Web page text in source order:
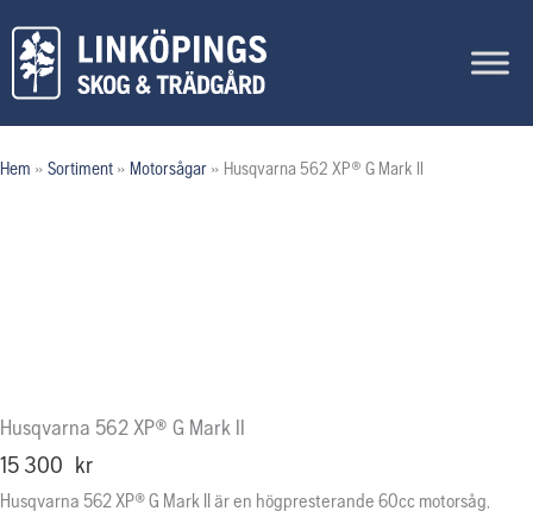
innehåll
Hem » Sortiment » Motorsågar » Husqvarna 562 XP® G Mark II
Husqvarna 562 XP® G Mark II
15 300 kr
Husqvarna 562 XP® G Mark II är en högpresterande 60cc motorsåg,